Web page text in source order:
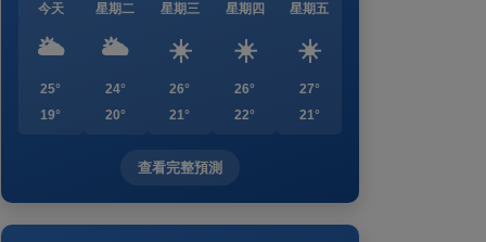
今天
🌥️
25°
19°
星期二
🌥️
24°
20°
星期三
☀️
26°
21°
星期四
☀️
26°
22°
星期五
☀️
27°
21°
查看完整預測